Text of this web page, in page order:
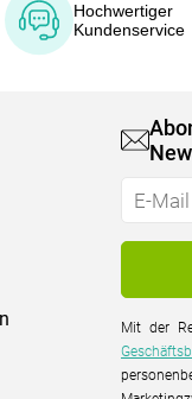
Hochwertiger
Kundenservice
Mit der